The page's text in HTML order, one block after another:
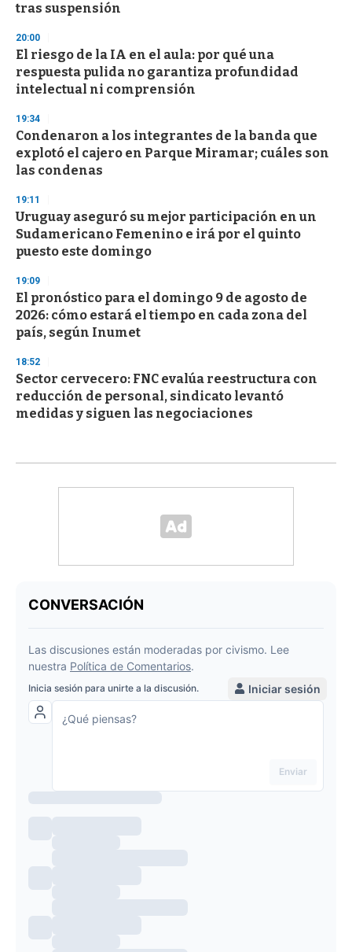
tras suspensión
20:00
El riesgo de la IA en el aula: por qué una
respuesta pulida no garantiza profundidad
intelectual ni comprensión
19:34
Condenaron a los integrantes de la banda que
explotó el cajero en Parque Miramar; cuáles son
las condenas
19:11
Uruguay aseguró su mejor participación en un
Sudamericano Femenino e irá por el quinto
puesto este domingo
19:09
El pronóstico para el domingo 9 de agosto de
2026: cómo estará el tiempo en cada zona del
país, según Inumet
18:52
Sector cervecero: FNC evalúa reestructura con
reducción de personal, sindicato levantó
medidas y siguen las negociaciones